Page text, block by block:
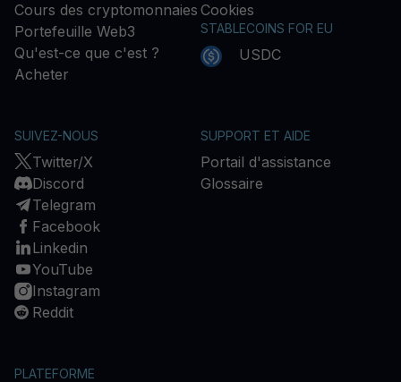
Cours des cryptomonnaies
Portefeuille Web3
Qu'est-ce que c'est ?
Acheter
Cookies
STABLECOINS FOR EU
USDC
SUIVEZ-NOUS
Twitter/X
Discord
Telegram
Facebook
Linkedin
YouTube
Instagram
Reddit
SUPPORT ET AIDE
Portail d'assistance
Glossaire
PLATEFORME